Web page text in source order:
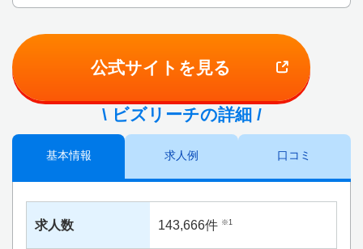
公式サイトを見る
\ ビズリーチの詳細 /
基本情報 求人例 口コミ
求人数 143,666件 ※1